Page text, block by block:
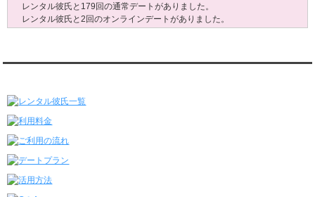
レンタル彼氏と179回の通常デートがありました。
レンタル彼氏と2回のオンラインデートがありました。
レンタル彼氏と3回のオンラインデートがありました。
レンタル彼氏と2回のオンラインデートがありました。
6/15～6/21
レンタル彼氏と4回のオンラインデートがありました。
6/8～6/14
レンタル彼氏と161回の通常デートがありました。
レンタル彼氏と3回のオンラインデートがありました。